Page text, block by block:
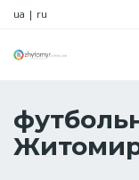
ua | ru